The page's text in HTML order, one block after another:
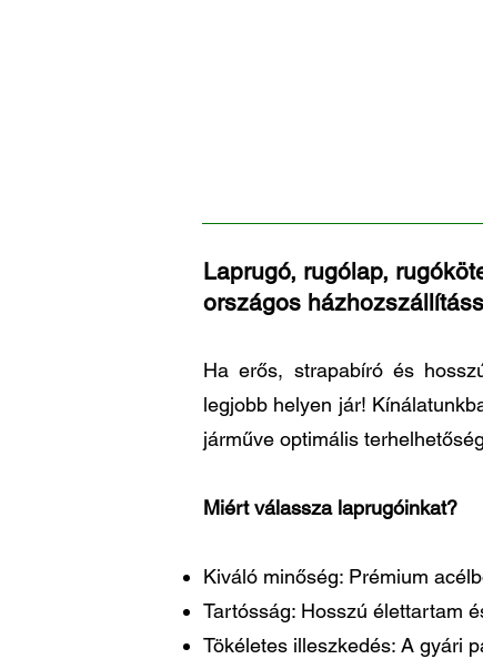
Laprugó, rugólap,
országos
Ha erős, strapabíró és
legjobb helyen jár!
járműve optimális
Miért válassza laprugóinkat?
Kiváló minőség: Prémium
Tartósság: Hosszú élettartam
Tökéletes illeszkedés: A gyári